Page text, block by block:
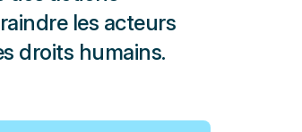
les acteurs
droits humains.